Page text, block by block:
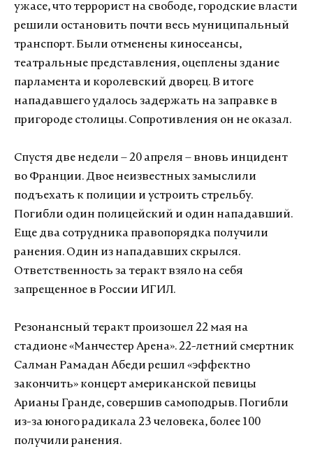
ужасе, что террорист на свободе, городские власти
решили остановить почти весь муниципальный
транспорт. Были отменены киносеансы,
театральные представления, оцеплены здание
парламента и королевский дворец. В итоге
нападавшего удалось задержать на заправке в
пригороде столицы. Сопротивления он не оказал.
Спустя две недели – 20 апреля – вновь инцидент
во Франции. Двое неизвестных замыслили
подъехать к полиции и устроить стрельбу.
Погибли один полицейский и один нападавший.
Еще два сотрудника правопорядка получили
ранения. Один из нападавших скрылся.
Ответственность за теракт взяло на себя
запрещенное в России ИГИЛ.
Резонансный теракт произошел 22 мая на
стадионе «Манчестер Арена». 22-летний смертник
Салман Рамадан Абеди решил «эффектно
закончить» концерт американской певицы
Арианы Гранде, совершив самоподрыв. Погибли
из-за юного радикала 23 человека, более 100
получили ранения.